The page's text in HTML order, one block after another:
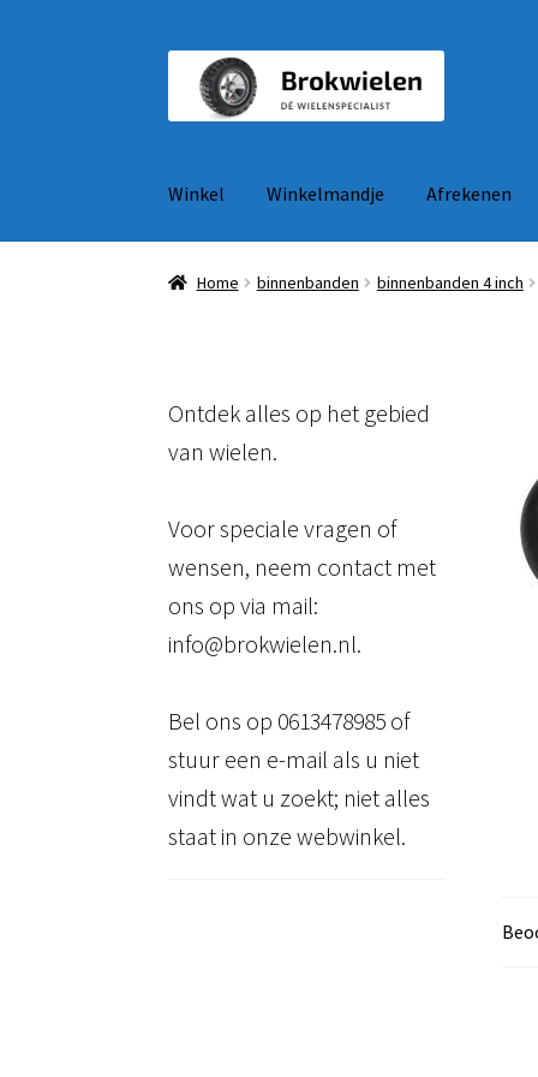
door
naar
naar
de
Winkel
Winkelmandje Afrekenen
Home binnenbanden binnenbanden 4 inch
Ontdek alles op het gebied
van wielen.
Voor speciale vragen of
wensen, neem contact met
ons op via mail:
info@brokwielen.nl.
Bel ons op 0613478985 of
stuur een e-mail als u niet
vindt wat u zoekt; niet alles
staat in onze webwinkel.